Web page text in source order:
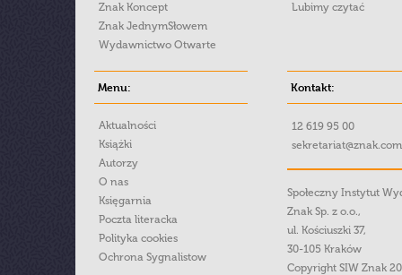
Znak Koncept
Znak JednymSłowem
Wydawnictwo Otwarte
Lubimy czytać
Menu:
Aktualności
Książki
Autorzy
O nas
Księgarnia
Poczta literacka
Polityka cookies
Ochrona Sygnalistow
Kontakt:
12 619 95 00
Społeczny Instytut
Znak Sp. z o.o.,
ul. Kościuszki 37,
30-105 Kraków
Copyright SIW Znak